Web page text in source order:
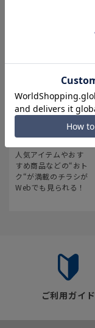
最新のお買い得情報
人気アイテムやおす
すめ商品などの“おト
ク“が満載のチラシが
Webでも見られる！
ご利用ガイド